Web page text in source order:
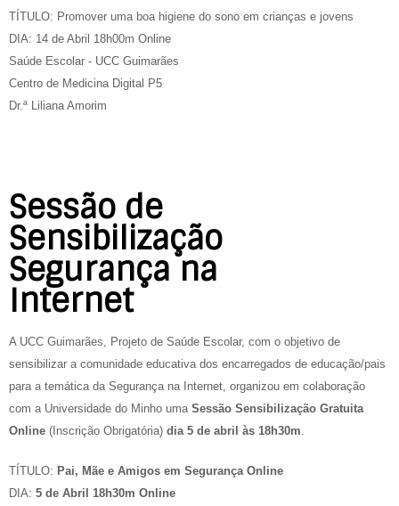
TÍTULO: Promover uma boa higiene do sono em crianças e jovens
DIA: 14 de Abril 18h00m Online
Saúde Escolar - UCC Guimarães
Centro de Medicina Digital P5
Dr.ª Liliana Amorim
Sessão de
Sensibilização
Segurança na
Internet
A UCC Guimarães, Projeto de Saúde Escolar, com o objetivo de
sensibilizar a comunidade educativa dos encarregados de educação/pais
para a temática da Segurança na Internet, organizou em colaboração
com a Universidade do Minho uma Sessão Sensibilização Gratuita
Online (Inscrição Obrigatória) dia 5 de abril às 18h30m.
TÍTULO: Pai, Mãe e Amigos em Segurança Online
DIA: 5 de Abril 18h30m Online